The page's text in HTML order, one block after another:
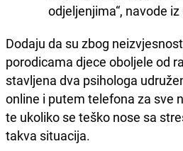
odjeljenjima“, navode
Dodaju da su zbog
porodicama djece oboljele od
stavljena dva psihologa
online i putem telefona za sve
te ukoliko se teško nose sa
takva situacija.